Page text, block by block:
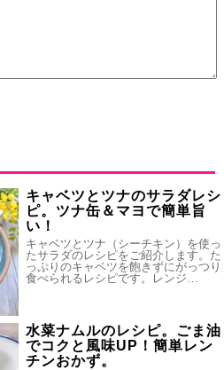
キャベツとツナのサラダレシ
ピ。ツナ缶＆マヨで簡単旨
い！
キャベツとツナ（シーチキン）を使っ
たサラダのレシピをご紹介します。た
っぷりのキャベツを飽きずにがっつり
食べられるレシピです。レンジ…
水菜ナムルのレシピ。ごま油
でコクと風味UP！簡単レン
チンおかず。